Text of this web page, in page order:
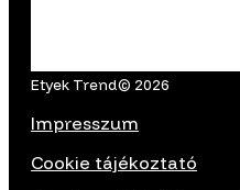
Etyek Trend© 2026
Impresszum
Cookie tájékoztató